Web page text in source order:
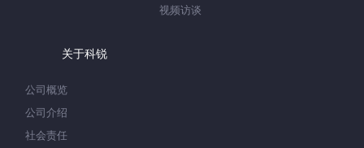
视频访谈
关于科锐
公司概览
公司介绍
社会责任